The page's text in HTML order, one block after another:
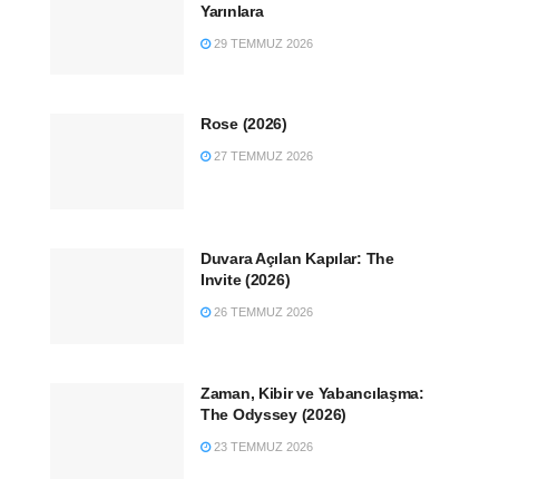
Yarınlara
29 TEMMUZ 2026
Rose (2026)
27 TEMMUZ 2026
Duvara Açılan Kapılar: The
Invite (2026)
26 TEMMUZ 2026
Zaman, Kibir ve Yabancılaşma:
The Odyssey (2026)
23 TEMMUZ 2026